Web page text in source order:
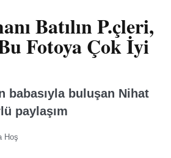
Batılın P.çleri,
Fotoya Çok İyi
babasıyla buluşan Nihat
paylaşım
Hoş